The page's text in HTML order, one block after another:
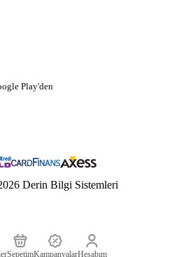
SepetimKampanyalarHesabım
Play'den
Derin Bilgi Sistemleri